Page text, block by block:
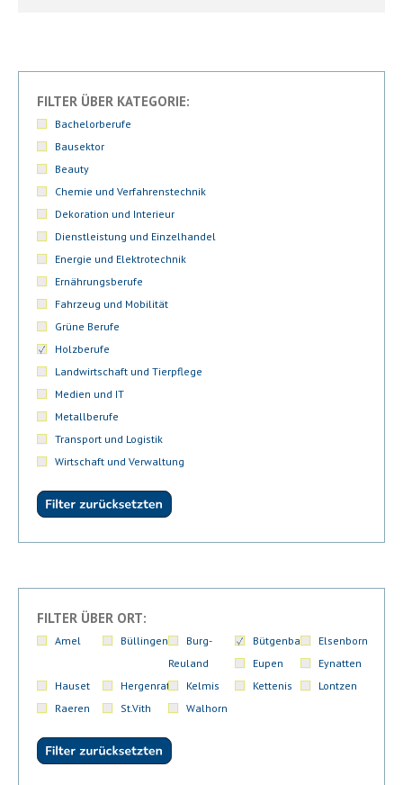
FILTER ÜBER KATEGORIE:
Bachelorberufe
Bausektor
Beauty
Chemie und Verfahrenstechnik
Dekoration und Interieur
Dienstleistung und Einzelhandel
Energie und Elektrotechnik
Ernährungsberufe
Fahrzeug und Mobilität
Grüne Berufe
Holzberufe
Landwirtschaft und Tierpflege
Medien und IT
Metallberufe
Transport und Logistik
Wirtschaft und Verwaltung
FILTER ÜBER ORT:
Amel Büllingen
Burg-
Reuland
Bütgenbach
Elsenborn
Eupen
Eynatten
Hauset
Hergenrath Kelmis Kettenis
Lontzen
Raeren
St.Vith Walhorn